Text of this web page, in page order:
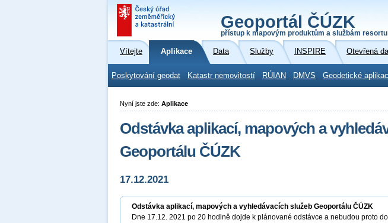
Geoportál ČÚZK
přístup k mapovým produktům a službám resortu
Vítejte Aplikace Data Služby INSPIRE Otevřená
Poskytování geodat Katastr nemovitostí RÚIAN DMVS Geodetické
Nyní jste zde: Aplikace
Odstávka aplikací, mapových a
Geoportálu ČÚZK
17.12.2021
Odstávka aplikací, mapových a vyhledávacích služeb Geoportálu ČÚZK
Dne 17.12. 2021 po 20 hodině dojde k plánované odstávce a nebudou proto